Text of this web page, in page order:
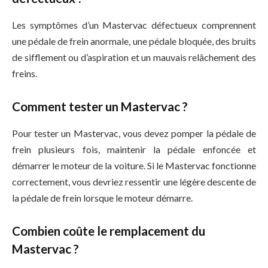
Les symptômes d’un Mastervac défectueux comprennent
une pédale de frein anormale, une pédale bloquée, des bruits
de sifflement ou d’aspiration et un mauvais relâchement des
freins.
Comment tester un Mastervac ?
Pour tester un Mastervac, vous devez pomper la pédale de
frein plusieurs fois, maintenir la pédale enfoncée et
démarrer le moteur de la voiture. Si le Mastervac fonctionne
correctement, vous devriez ressentir une légère descente de
la pédale de frein lorsque le moteur démarre.
Combien coûte le remplacement du
Mastervac ?